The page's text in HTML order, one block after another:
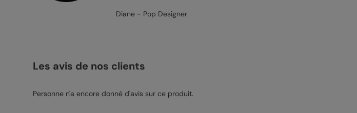
Diane - Pop Designer
Les avis de nos clients
Personne n'a encore donné d'avis sur ce produit.